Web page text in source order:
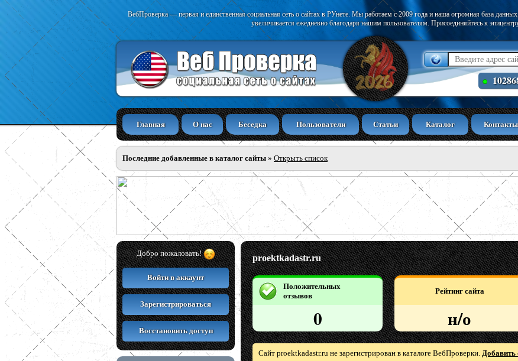
ВебПроверка — первая и единственная социальная сеть о сайтах в РУнете. Мы работаем с 2009 года и наша огромная база
увеличивается ежедневно благодаря нашим пользователям. Присоединяйтесь к
Главная О нас Беседка Пользователи Статьи Каталог Контакты
Последние добавленные в каталог сайты » Открыть список
Добро пожаловать!
Войти в аккаунт
Зарегистрироваться
Восстановить доступ
proektkadastr.ru
Положительных
отзывов
0
Рейтинг сайта
н/о
Сайт proektkadastr.ru не зарегистрирован в каталоге ВебПроверки. Добавить